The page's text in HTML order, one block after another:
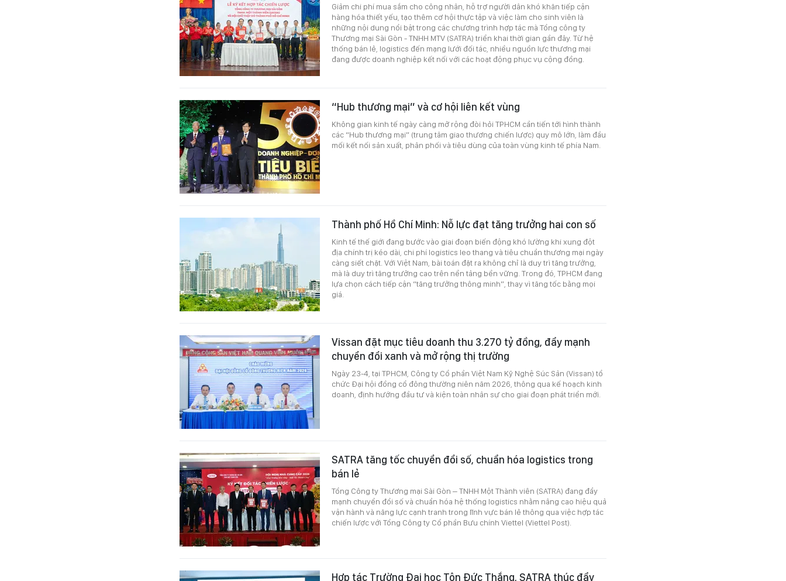
Giảm chi phí mua sắm cho công nhân, hỗ trợ người dân khó khăn tiếp cận
hàng hóa thiết yếu, tạo thêm cơ hội thực tập và việc làm cho sinh viên là
những nội dung nổi bật trong các chương trình hợp tác mà Tổng công ty
Thương mại Sài Gòn - TNHH MTV (SATRA) triển khai thời gian gần đây. Từ hệ
thống bán lẻ, logistics đến mạng lưới đối tác, nhiều nguồn lực thương mại
đang được doanh nghiệp kết nối với các hoạt động phục vụ cộng đồng.
“Hub thương mại” và cơ hội liên kết vùng
Không gian kinh tế ngày càng mở rộng đòi hỏi TPHCM cần tiến tới hình thành
các “Hub thương mại” (trung tâm giao thương chiến lược) quy mô lớn, làm đầu
mối kết nối sản xuất, phân phối và tiêu dùng của toàn vùng kinh tế phía Nam.
Thành phố Hồ Chí Minh: Nỗ lực đạt tăng trưởng hai con số
Kinh tế thế giới đang bước vào giai đoạn biến động khó lường khi xung đột
địa chính trị kéo dài, chi phí logistics leo thang và tiêu chuẩn thương mại ngày
càng siết chặt. Với Việt Nam, bài toán đặt ra không chỉ là duy trì tăng trưởng,
mà là duy trì tăng trưởng cao trên nền tảng bền vững. Trong đó, TPHCM đang
lựa chọn cách tiếp cận “tăng trưởng thông minh”, thay vì tăng tốc bằng mọi
giá.
Vissan đặt mục tiêu doanh thu 3.270 tỷ đồng, đẩy mạnh
chuyển đổi xanh và mở rộng thị trường
Ngày 23-4, tại TPHCM, Công ty Cổ phần Việt Nam Kỹ Nghệ Súc Sản (Vissan) tổ
chức Đại hội đồng cổ đông thường niên năm 2026, thông qua kế hoạch kinh
doanh, định hướng đầu tư và kiện toàn nhân sự cho giai đoạn phát triển mới.
SATRA tăng tốc chuyển đổi số, chuẩn hóa logistics trong
bán lẻ
Tổng Công ty Thương mại Sài Gòn – TNHH Một Thành viên (SATRA) đang đẩy
mạnh chuyển đổi số và chuẩn hóa hệ thống logistics nhằm nâng cao hiệu quả
vận hành và năng lực cạnh tranh trong lĩnh vực bán lẻ thông qua việc hợp tác
chiến lược với Tổng Công ty Cổ phần Bưu chính Viettel (Viettel Post).
Hợp tác Trường Đại học Tôn Đức Thắng, SATRA thúc đẩy